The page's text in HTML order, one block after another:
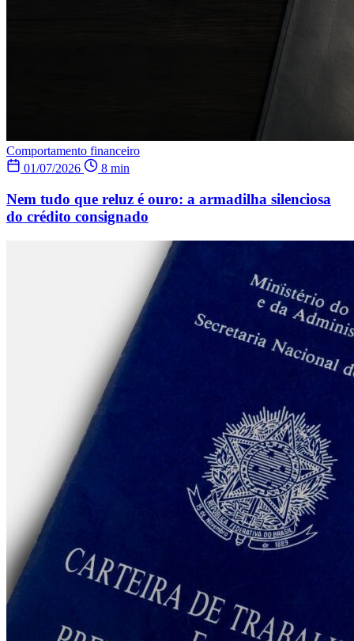
Comportamento financeiro
01/07/2026
8 min
Nem tudo que reluz é ouro: a armadilha silenciosa
do crédito consignado